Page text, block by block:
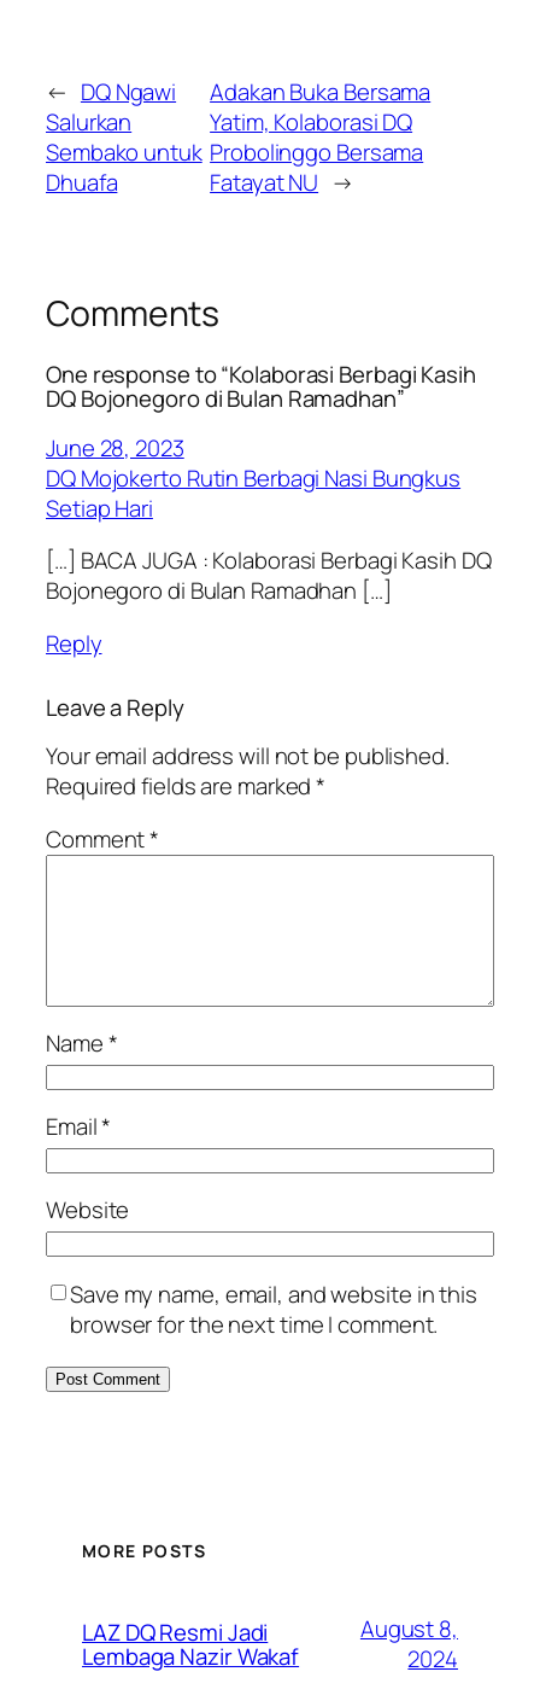
← DQ Ngawi
Salurkan
Sembako untuk
Dhuafa
Adakan Buka Bersama
Yatim, Kolaborasi DQ
Probolinggo Bersama
Fatayat NU →
Comments
One response to “Kolaborasi Berbagi Kasih
DQ Bojonegoro di Bulan Ramadhan”
June 28, 2023
DQ Mojokerto Rutin Berbagi Nasi Bungkus
Setiap Hari
[…] BACA JUGA : Kolaborasi Berbagi Kasih DQ
Bojonegoro di Bulan Ramadhan […]
Reply
Leave a Reply
Your email address will not be published.
Required fields are marked*
Comment*
Name*
Email*
Website
Save my name, email, and website in this
browser for the next time I comment.
MORE POSTS
LAZ DQ Resmi Jadi
Lembaga Nazir Wakaf
August 8,
2024